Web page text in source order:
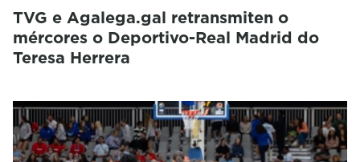
TVG e Agalega.gal retransmiten o
mércores o Deportivo-Real Madrid do
Teresa Herrera